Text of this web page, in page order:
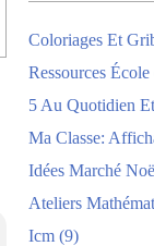
Coloriages Et
Ressources École
5 Au Quotidien
Ma Classe:
Idées Marché
Ateliers
Icm (9)